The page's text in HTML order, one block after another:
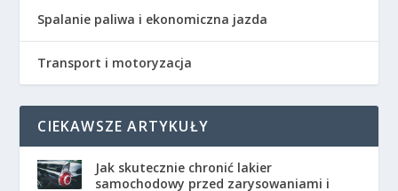
Spalanie paliwa i ekonomiczna jazda
Transport i motoryzacja
CIEKAWSZE ARTYKUŁY
Jak skutecznie chronić lakier
samochodowy przed zarysowaniami i